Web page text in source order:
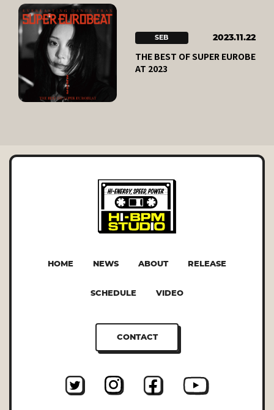
SEB 2023.11.22
THE BEST OF SUPER EUROBE
AT 2023
HOME NEWS ABOUT RELEASE
SCHEDULE VIDEO
CONTACT